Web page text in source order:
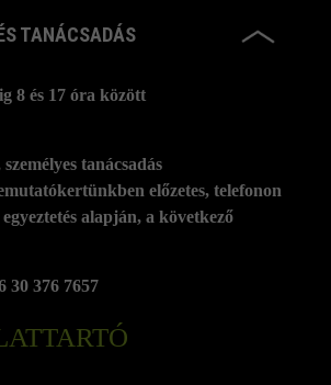
TANÁCSADÁS
8 és 17 óra között
tanácsadás
előzetes, telefonon
alapján, a következő
30 376 7657